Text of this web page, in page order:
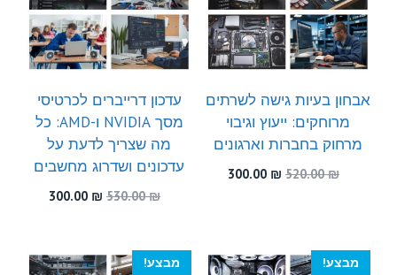
אבחון בעיות גישה לשרתים
מרוחקים: ייעוץ וגיבוי
מרחוק בחברות וארגונים
520.00₪
המחיר
300.00 ₪
עדכון דרייברים לכרטיסי
מסך NVIDIA ו-AMD: כל
מה שצריך לדעת על
עדכונים ושדרוג מחשבים
530.00₪
המחיר
300.00 ₪
המחיר
מבצע! מבצע!